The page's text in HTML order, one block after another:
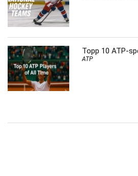
Topp 10 ATP-
ATP